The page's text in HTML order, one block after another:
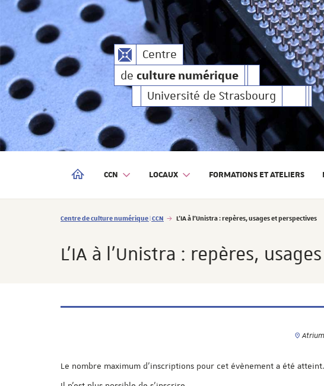
Centredeculture numérique
de culture numérique
Université de Strasbourg
CENTRE DE CULTURE NUMÉRIQUE | CCN
CCN LOCAUX FORMATIONS ET ATELIERS
Centre deculture numérique
Vous êtes ici :
Centre de culture numérique | CCN L’IA à l’Unistra : repères, usages et perspectives
L’IA à l’Unistra : repères,
Le nombre maximum d'inscriptions pour cet évènement a été atteint.